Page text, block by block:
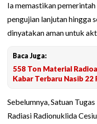
Ia memastikan
pengujian lanjutan hingga
dinyatakan aman untuk
Baca Juga:
558 Ton Material
Kabar Terbaru Nasib 22
Sebelumnya, Satuan
Radiasi Radionuklida